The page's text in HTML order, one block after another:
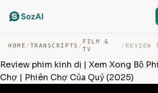
HOME / TRANSCRIPTS /
FILM &
TV
/
Review phim kinh dị | Xem Xong Bộ
Chợ | Phiên Chợ Của Quỷ (2025)